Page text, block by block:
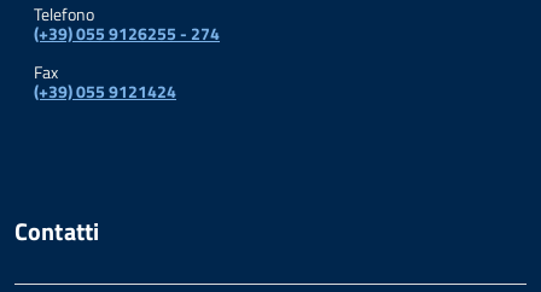
Telefono
(+39) 055 9126255 - 274
Fax
(+39) 055 9121424
Contatti